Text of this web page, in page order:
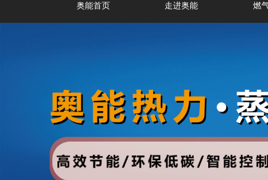
奥能首页 走进奥能 燃